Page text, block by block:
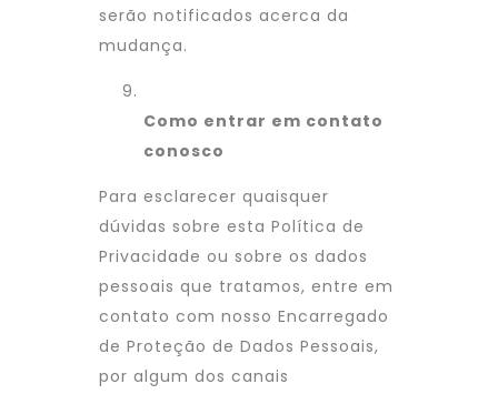
serão notificados acerca da
mudança.
Como entrar em contato
conosco
Para esclarecer quaisquer
dúvidas sobre esta Política de
Privacidade ou sobre os dados
pessoais que tratamos, entre em
contato com nosso Encarregado
de Proteção de Dados Pessoais,
por algum dos canais